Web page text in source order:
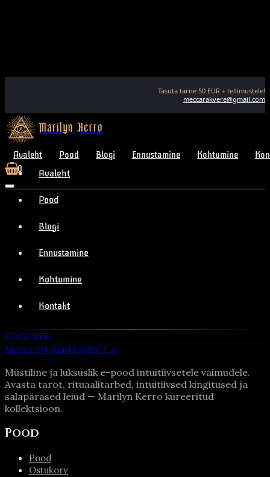
Tasuta tarne 50 EUR + tellimustele!
meccarakvere@gmail.com
Marilyn Kerro
Avaleht Pood Blogi Ennustamine Kohtumine
0 Avaleht
Pood
Blogi
Ennustamine
Kohtumine
Kontakt
Logi sisse
Marilyn KerroMECCA
Müstiline ja luksuslik e-pood intuitiivsetele vaimudele.
Avasta tarot, rituaalitarbed, intuitiivsed kingitused ja
salapärased leiud — Marilyn Kerro kureeritud
kollektsioon.
Pood
Pood
Ostukorv